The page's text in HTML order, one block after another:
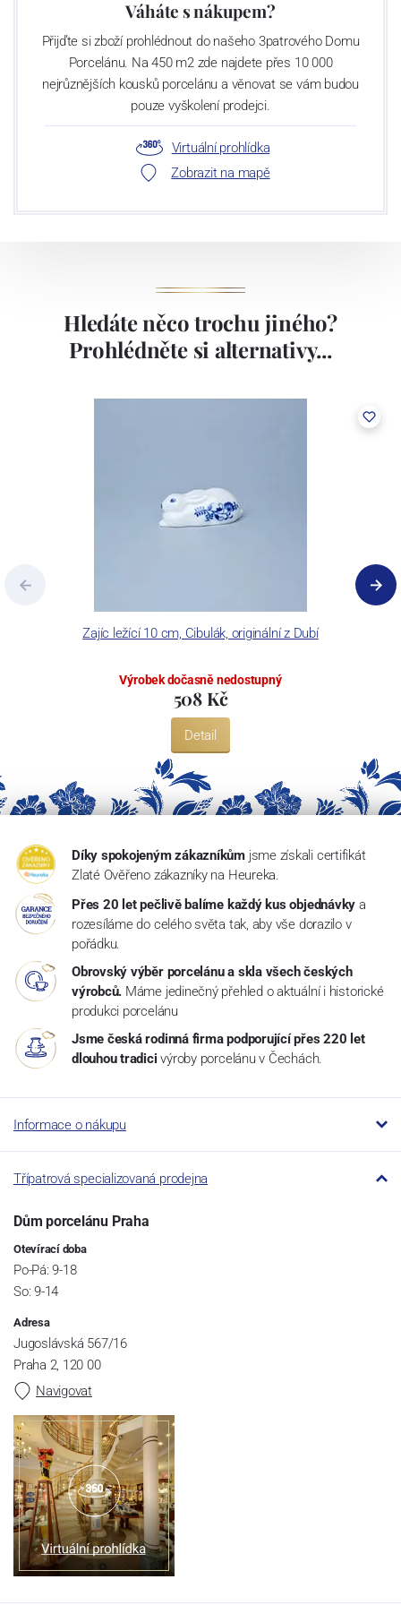
Váháte s nákupem?
Přijďte si zboží prohlédnout do našeho 3patrového Domu
Porcelánu. Na 450 m2 zde najdete přes 10 000
nejrůznějších kousků porcelánu a věnovat se vám budou
pouze vyškolení prodejci.
Virtuální prohlídka
Zobrazit na mapě
Hledáte něco trochu jiného?
Prohlédněte si alternativy...
Zajíc ležící 10 cm, Cibulák, originální z Dubí
Výrobek dočasně nedostupný
508 Kč
Detail
Díky spokojeným zákazníkům jsme získali certifikát
Zlaté Ověřeno zákazníky na Heureka.
Přes 20 let pečlivě balíme každý kus objednávky a
rozesíláme do celého světa tak, aby vše dorazilo v
pořádku.
Obrovský výběr porcelánu a skla všech českých
výrobců. Máme jedinečný přehled o aktuální i historické
produkci porcelánu
Jsme česká rodinná firma podporující přes 220 let
dlouhou tradici výroby porcelánu v Čechách.
Informace o nákupu
Třípatrová specializovaná prodejna
Dům porcelánu Praha
Otevírací doba
Po-Pá: 9-18
So: 9-14
Adresa
Jugoslávská 567/16
Praha 2, 120 00
Navigovat